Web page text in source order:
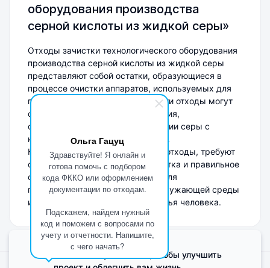
Ольга Гацуц
Здравствуйте! Я онлайн и
готова помочь с подбором
кода ФККО или оформлением
документации по отходам.
Подскажем, найдем нужный
код и поможем с вопросами по
учету и отчетности. Напишите,
с чего начать?
оборудования производства
серной кислоты из жидкой серы»
Отходы зачистки технологического оборудования
производства серной кислоты из жидкой серы
представляют собой остатки, образующиеся в
процессе очистки аппаратов, используемых для
производства серной кислоты. Эти отходы могут
содержать химические соединения,
образующиеся при взаимодействии серы с
кислотами и другими реагентами.
Классифицируются как опасные отходы, требуют
специальной утилизации. Обработка и правильное
обращение с ними необходимы для
предотвращения загрязнения окружающей среды
и минимизации риска для здоровья человека.
Мы используем Cookie, чтобы улучшить